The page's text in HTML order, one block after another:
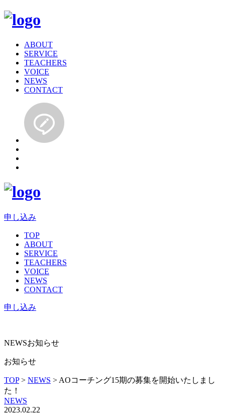
ABOUT
SERVICE
TEACHERS
VOICE
NEWS
CONTACT
申し込み
TOP
ABOUT
SERVICE
TEACHERS
VOICE
NEWS
CONTACT
申し込み
NEWSお知らせ
お知らせ
TOP> NEWS > AOコーチング15期の募集を開始いたしまし
た！
NEWS
2023.02.22